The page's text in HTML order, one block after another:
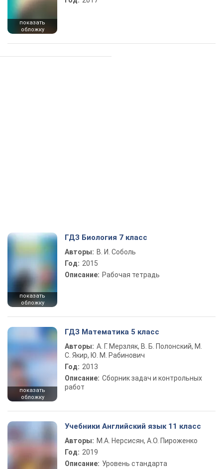
показать
обложку
показать
обложку
ГДЗ Биология 7 класс
Авторы: В. И. Соболь
Год: 2015
Описание: Рабочая тетрадь
показать
обложку
ГДЗ Математика 5 класс
Авторы: А. Г. Мерзляк, В. Б. Полонский, М.
С. Якир, Ю. М. Рабинович
Год: 2013
Описание: Сборник задач и контрольных
работ
Учебники Английский язык 11 класс
Авторы: М.А. Нерсисян, А.О. Пироженко
Год: 2019
Описание: Уровень стандарта